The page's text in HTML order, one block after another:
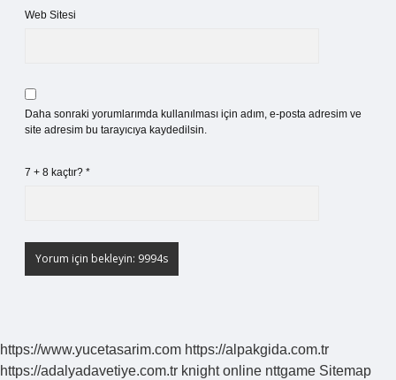
Web Sitesi
Daha sonraki yorumlarımda kullanılması için adım, e-posta adresim ve
site adresim bu tarayıcıya kaydedilsin.
7 + 8 kaçtır? *
https://www.yucetasarim.com https://alpakgida.com.tr
https://adalyadavetiye.com.tr knight online nttgame Sitemap